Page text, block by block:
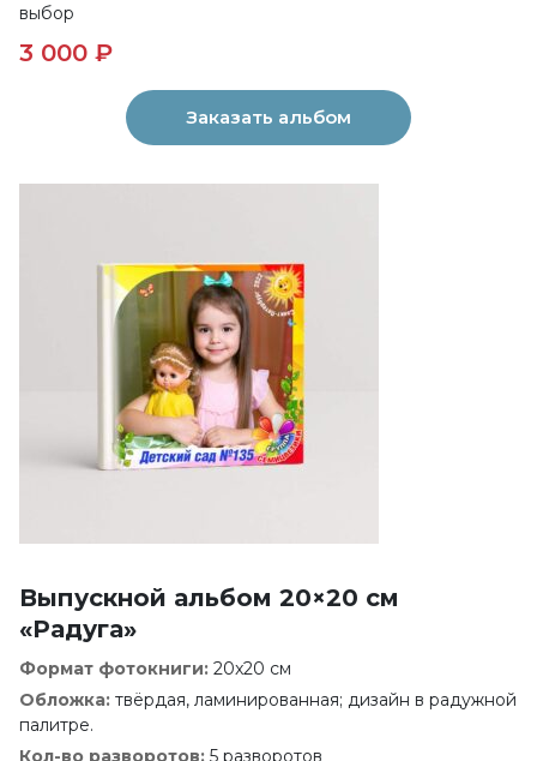
выбор
3 000 ₽
Заказать альбом
Выпускной альбом 20×20 см
«Радуга»
Формат фотокниги: 20x20 см
Обложка: твёрдая, ламинированная; дизайн в радужной
палитре.
Кол-во разворотов: 5 разворотов